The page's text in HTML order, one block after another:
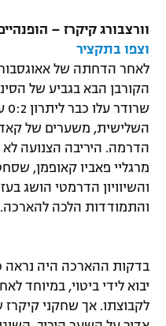
וורצבורג קיקרז – הופנהיים 3:3 (5:4
וצפו בתקציר
לאחר הדחתה של
הקורבן הבא בגביע של
השלישית, משערים של
הדרמה. היריבה הצנועה
מרגליי פאביו קאופמן,
והשיוויון הדרמטי הושג
והתמודדות הלכה להארכה.
בדקות ההארכה היה נראה
לקבוצתו. אך שחקני קיקרז